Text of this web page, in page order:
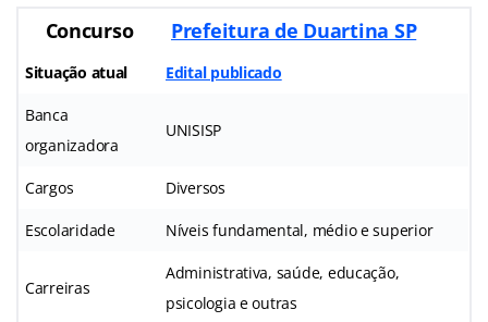
Concurso Prefeitura de Duartina SP
Situação atual Edital publicado
Banca
organizadora
UNISISP
Cargos Diversos
Escolaridade Níveis fundamental, médio e superior
Carreiras
Administrativa, saúde, educação,
psicologia e outras